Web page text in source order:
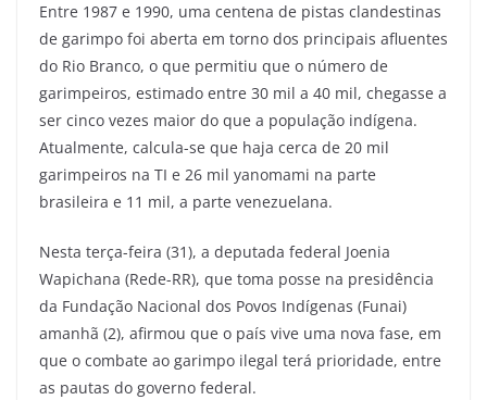
Entre 1987 e 1990, uma centena de pistas clandestinas
de garimpo foi aberta em torno dos principais afluentes
do Rio Branco, o que permitiu que o número de
garimpeiros, estimado entre 30 mil a 40 mil, chegasse a
ser cinco vezes maior do que a população indígena.
Atualmente, calcula-se que haja cerca de 20 mil
garimpeiros na TI e 26 mil yanomami na parte
brasileira e 11 mil, a parte venezuelana.
Nesta terça-feira (31), a deputada federal Joenia
Wapichana (Rede-RR), que toma posse na presidência
da Fundação Nacional dos Povos Indígenas (Funai)
amanhã (2), afirmou que o país vive uma nova fase, em
que o combate ao garimpo ilegal terá prioridade, entre
as pautas do governo federal.